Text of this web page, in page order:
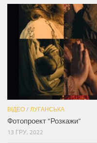
ВІДЕО / ЛУГАНСЬКА
Фотопроект “Розкажи”
13 ГРУ, 2022